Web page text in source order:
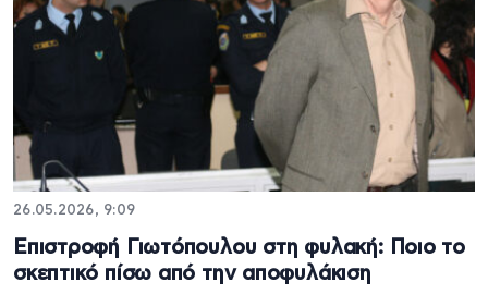
26.05.2026, 9:09
Επιστροφή Γιωτόπουλου στη φυλακή: Ποιο το
σκεπτικό πίσω από την αποφυλάκιση